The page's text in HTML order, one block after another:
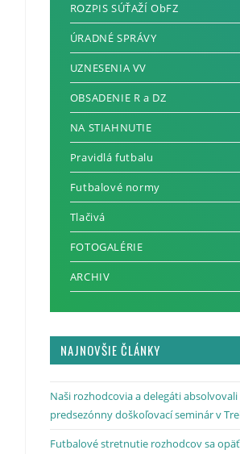
ROZPIS SÚŤAŽÍ ObFZ
ÚRADNÉ SPRÁVY
UZNESENIA VV
OBSADENIE R a DZ
NA STIAHNUTIE
Pravidlá futbalu
Futbalové normy
Tlačivá
FOTOGALÉRIE
ARCHIV
NAJNOVŠIE ČLÁNKY
Naši rozhodcovia a delegáti absolvovali
predsezónny doškoľovací seminár v
Futbalové stretnutie rozhodcov sa opäť